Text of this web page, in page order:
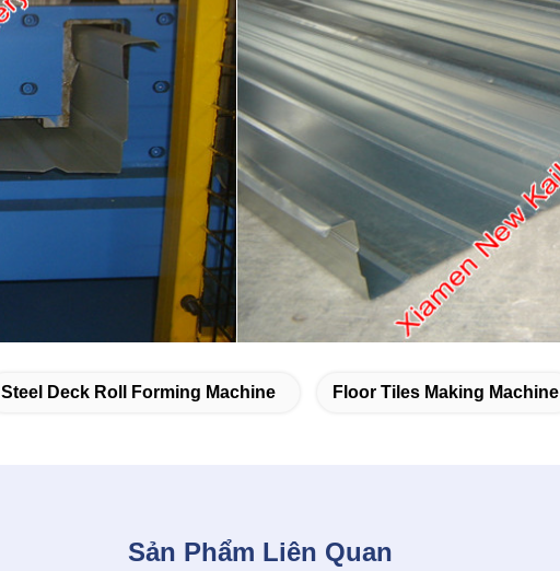
Steel Deck Roll Forming Machine Floor Tiles Making Machine
Sản Phẩm Liên Quan